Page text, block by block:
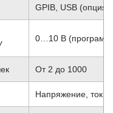
GPIB, USB (опция)
0…10 В
От 2 до 1000
Напряжение, ток